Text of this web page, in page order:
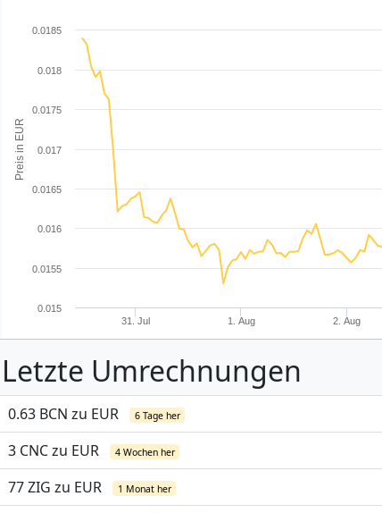
Preis in EUR
31. Jul 1. Aug 2. Aug
0.015
0.0155
0.016
0.0165
0.017
0.0175
0.018
0.0185
Letzte Umrechnungen
0.63 BCN zu EUR 6 Tage her
3 CNC zu EUR 4 Wochen her
77 ZIG zu EUR 1 Monat her